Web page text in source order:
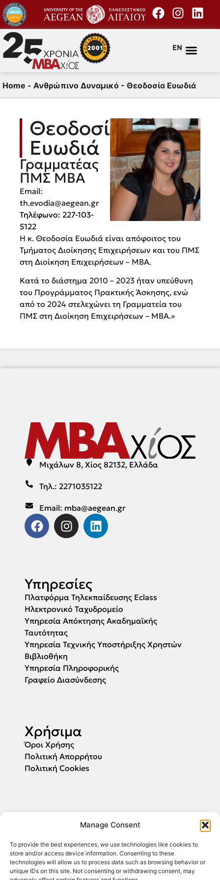
Manage Consent
To provide the best experiences, we use technologies like cookies to
store and/or access device information. Consenting to these
technologies will allow us to process data such as browsing behavior or
unique IDs on this site. Not consenting or withdrawing consent, may
EN
Home - Ανθρώπινο Δυναμικό - Θεοδοσία Ευωδιά
Θεοδοσία
Ευωδιά
Γραμματέας
ΠΜΣ ΜΒΑ
Email:
th.evodia@aegean.gr
Τηλέφωνο: 227-103-
5122
Η κ. Θεοδοσία Ευωδιά είναι απόφοιτος του
Τμήματος Διοίκησης Επιχειρήσεων και του ΠΜΣ
στη Διοίκηση Επιχειρήσεων – ΜΒΑ.
Κατά το διάστημα 2010 – 2023 ήταν υπεύθυνη
του Προγράμματος Πρακτικής Άσκησης, ενώ
από το 2024 στελεχώνει τη Γραμματεία του
ΠΜΣ στη Διοίκηση Επιχειρήσεων – ΜΒΑ.»
Μιχάλων 8, Χίος 82132, Ελλάδα
Τηλ.: 2271035122
Email: mba@aegean.gr
Υπηρεσίες
Πλατφόρμα Τηλεκπαίδευσης Eclass
Ηλεκτρονικό Ταχυδρομείο
Υπηρεσία Απόκτησης Ακαδημαϊκής
Ταυτότητας
Υπηρεσία Τεχνικής Υποστήριξης Χρηστών
Βιβλιοθήκη
Υπηρεσία Πληροφορικής
Γραφείο Διασύνδεσης
Χρήσιμα
Όροι Χρήσης
Πολιτική Απορρήτου
Πολιτική Cookies
Συμπληρώστε το email σας και θα σας
αιτήσεων.